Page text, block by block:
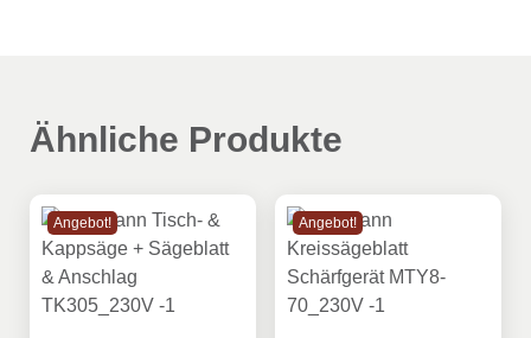
Ähnliche Produkte
Angebot! Angebot!